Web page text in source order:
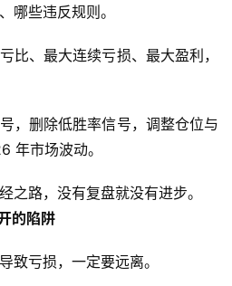
哪些违反规则。
比、最大连续亏损、最大盈利，
，删除低胜率信号，调整仓位与
年市场波动。
之路，没有复盘就没有进步。
的陷阱
致亏损，一定要远离。